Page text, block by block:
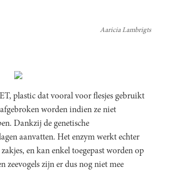
Aaricia Lambrigts
plastic dat vooral voor flesjes gebruikt
worden indien ze niet
Dankzij de genetische
aanvatten. Het enzym werkt echter
en kan enkel toegepast worden op
zeevogels zijn er dus nog niet mee